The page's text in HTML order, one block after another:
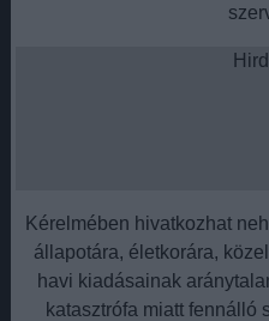
Kérelmében hivatkozhat
állapotára, életkorára,
havi kiadásainak
katasztrófa miatt fennálló